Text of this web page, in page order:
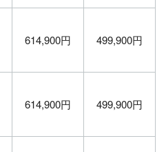
614,900円 499,900円
614,900円 499,900円